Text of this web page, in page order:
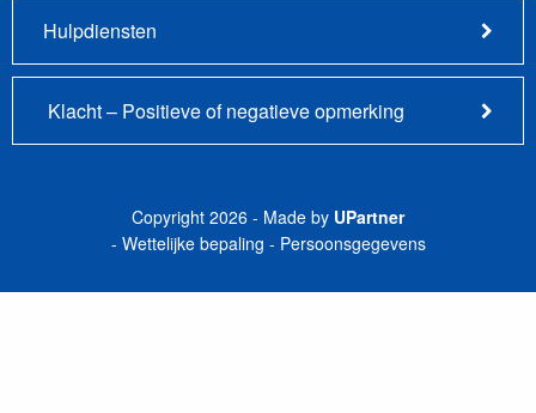
Hulpdiensten
Klacht – Positieve of negatieve opmerking
Copyright 2026 - Made by UPartner
Wettelijke bepaling
Persoonsgegevens